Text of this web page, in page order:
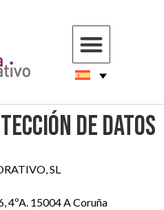
de Datos
SL
4ºA. 15004 A Coruña